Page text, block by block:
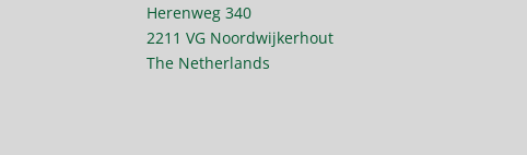
Herenweg 340
2211 VG Noordwijkerhout
The Netherlands